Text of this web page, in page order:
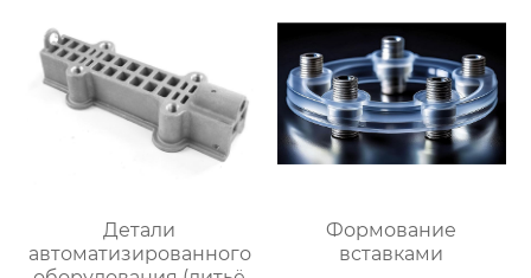
Детали
автоматизированного
Формование
вставками